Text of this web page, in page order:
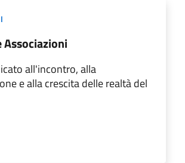
Associazioni
all'incontro, alla
e alla crescita delle realtà del